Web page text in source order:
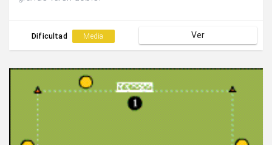
Dificultad Media Ver